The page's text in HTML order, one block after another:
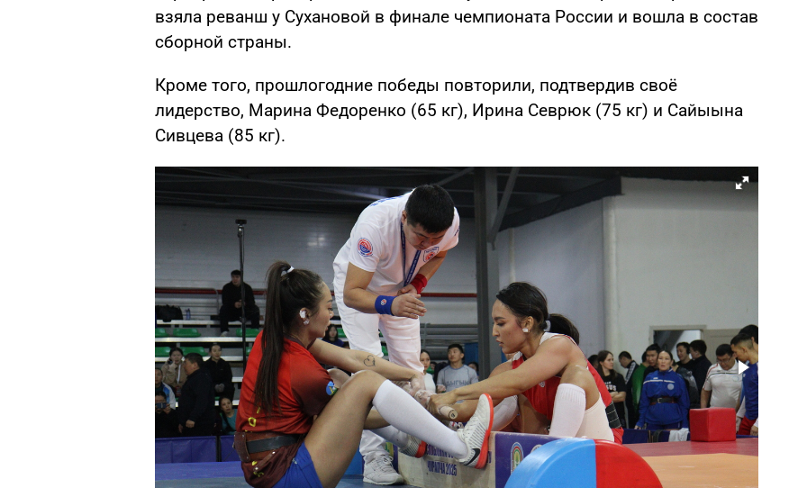
взяла реванш у Сухановой в финале чемпионата России и вошла в состав
сборной страны.
Кроме того, прошлогодние победы повторили, подтвердив своё
лидерство, Марина Федоренко (65 кг), Ирина Севрюк (75 кг) и Сайыына
Сивцева (85 кг).